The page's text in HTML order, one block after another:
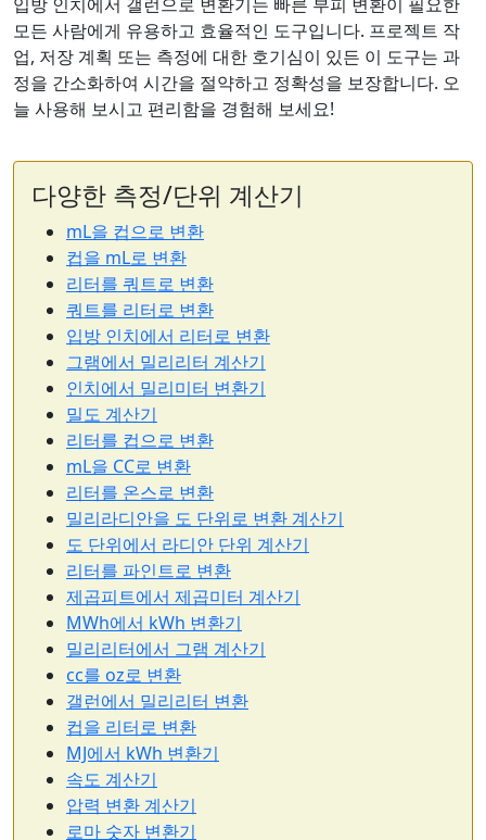
모든 사람에게 유용하고 효율적인 도구입니다. 프로젝트 작
업, 저장 계획 또는 측정에 대한 호기심이 있든 이 도구는 과
정을 간소화하여 시간을 절약하고 정확성을 보장합니다. 오
늘 사용해 보시고 편리함을 경험해 보세요!
다양한 측정/단위 계산기
mL을 컵으로 변환
컵을 mL로 변환
리터를 쿼트로 변환
쿼트를 리터로 변환
입방 인치에서 리터로 변환
그램에서 밀리리터 계산기
인치에서 밀리미터 변환기
밀도 계산기
리터를 컵으로 변환
mL을 CC로 변환
리터를 온스로 변환
밀리라디안을 도 단위로 변환 계산기
도 단위에서 라디안 단위 계산기
리터를 파인트로 변환
제곱피트에서 제곱미터 계산기
MWh에서 kWh 변환기
밀리리터에서 그램 계산기
cc를 oz로 변환
갤런에서 밀리리터 변환
컵을 리터로 변환
MJ에서 kWh 변환기
속도 계산기
압력 변환 계산기
로마 숫자 변환기